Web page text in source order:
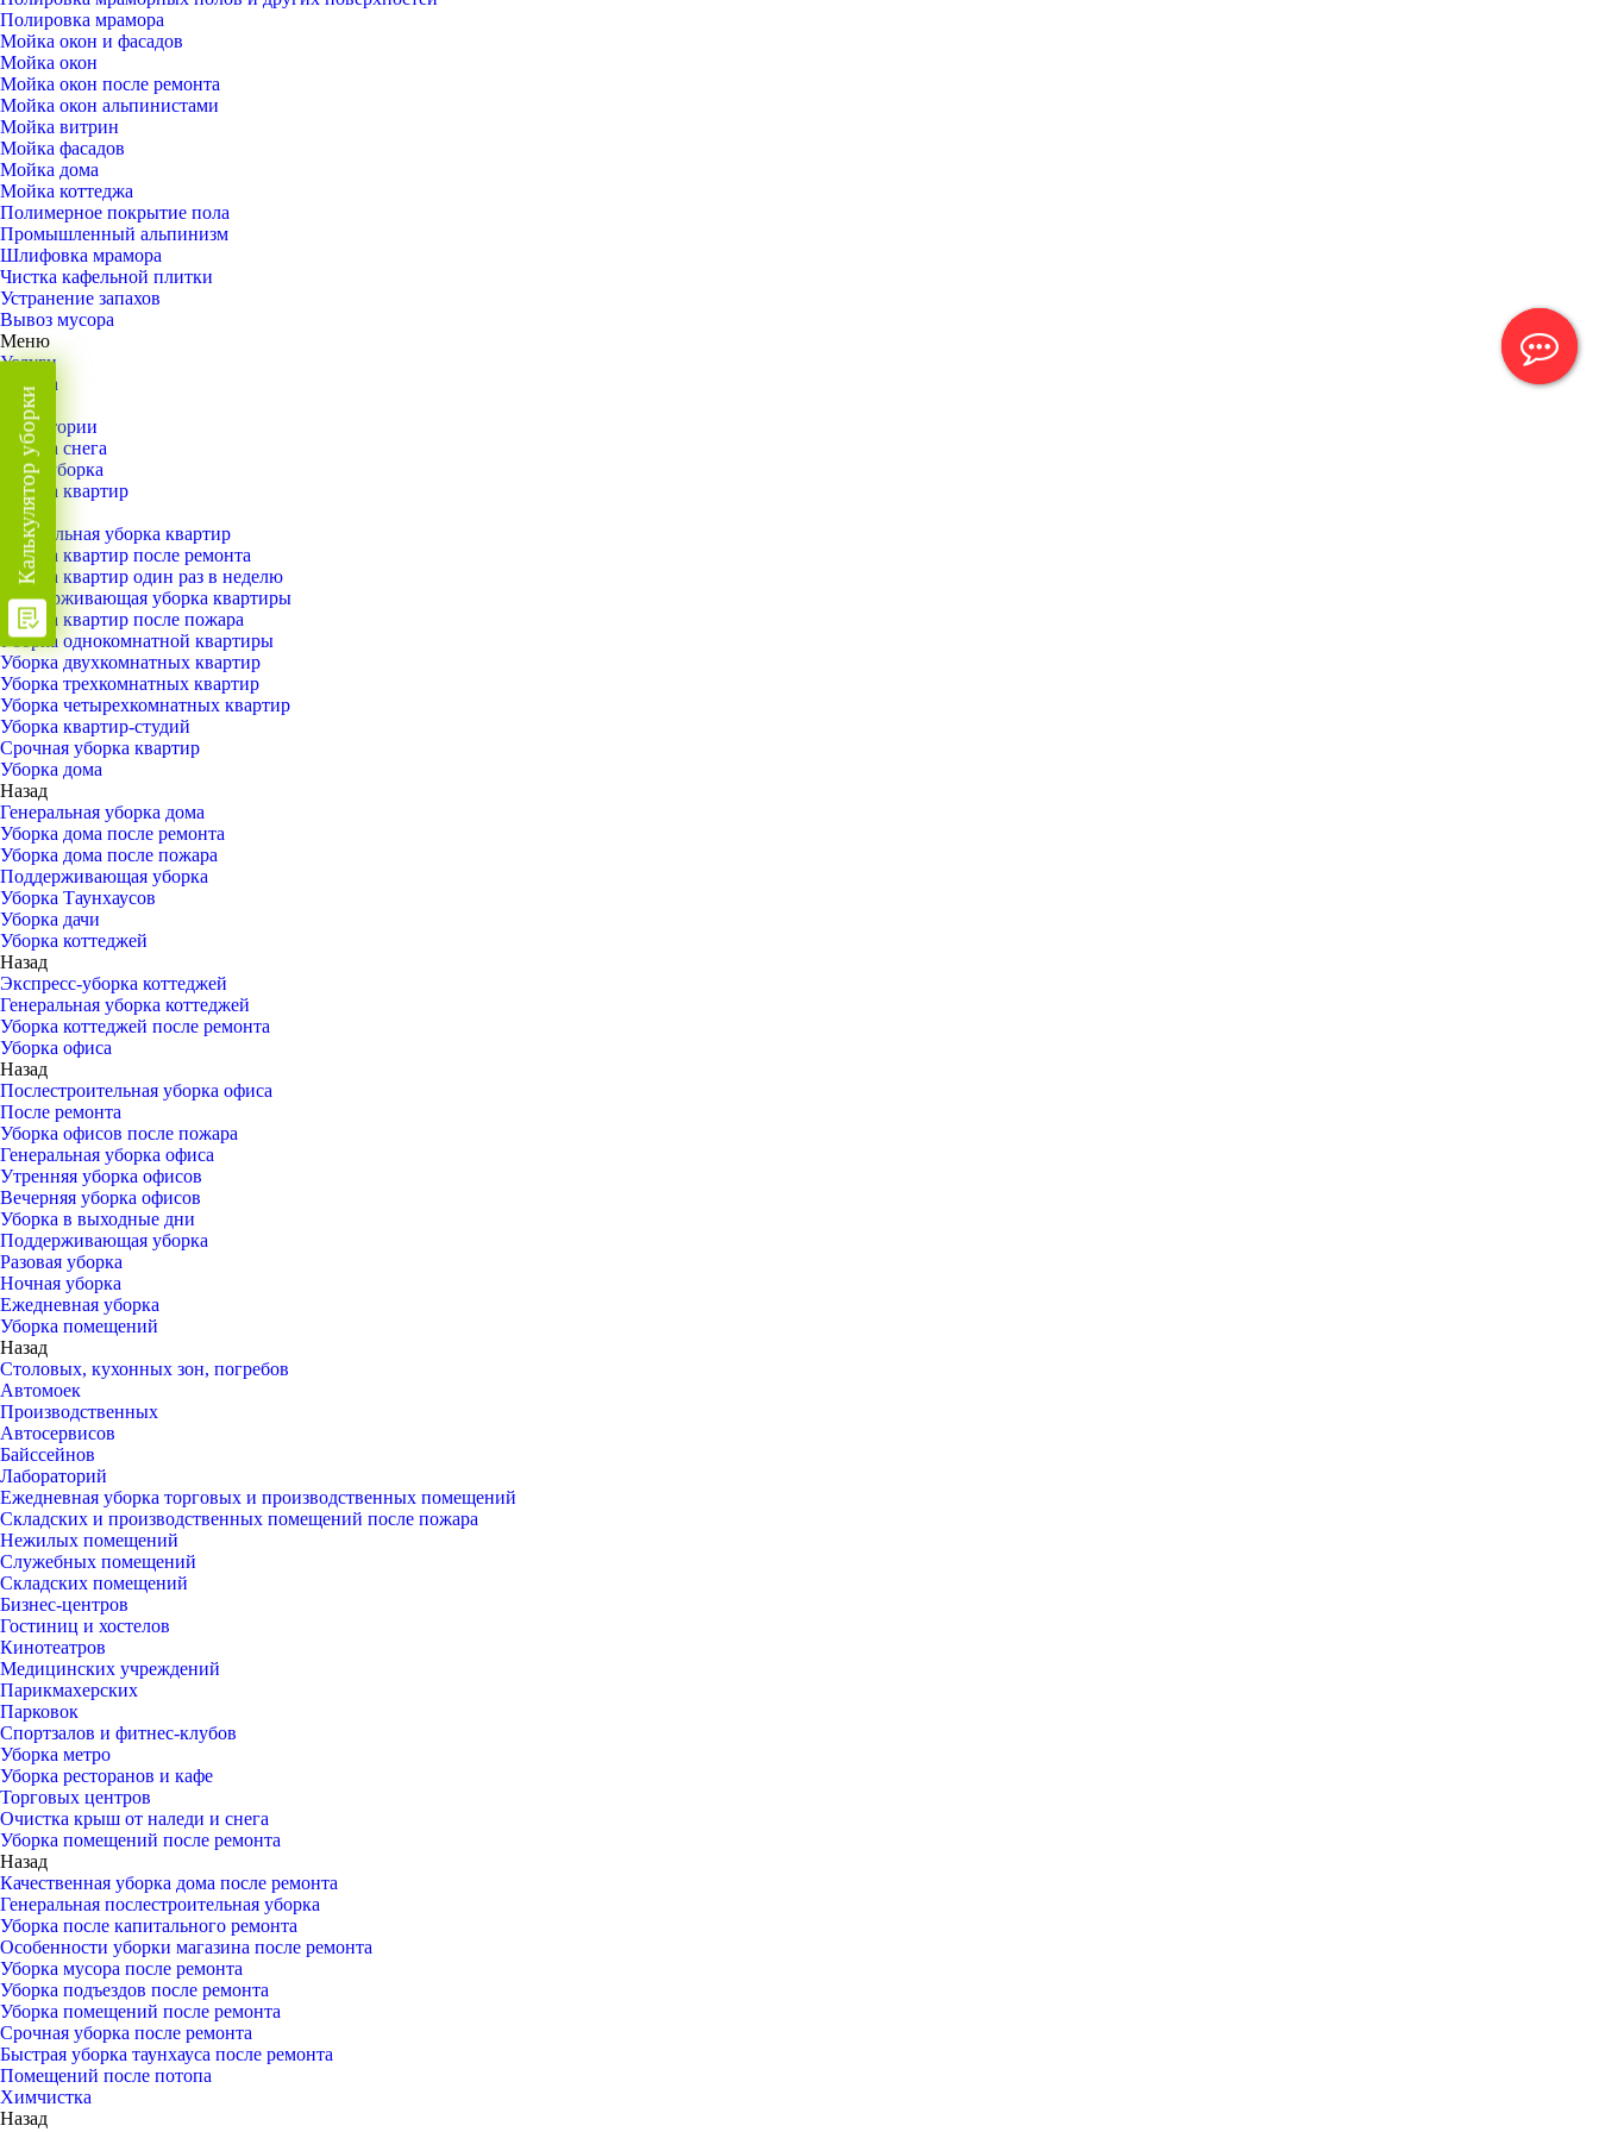
Полировка мрамора
Мойка окон и фасадов
Мойка окон
Мойка окон после ремонта
Мойка окон альпинистами
Мойка витрин
Мойка фасадов
Мойка дома
Мойка коттеджа
Полимерное покрытие пола
Промышленный альпинизм
Шлифовка мрамора
Чистка кафельной плитки
Устранение запахов
Вывоз мусора
Меню
Услуги
Уборка
Назад
Территории
Уборка снега
ВИП-уборка
Уборка квартир
Назад
Генеральная уборка квартир
Уборка квартир после ремонта
Уборка квартир один раз в неделю
Поддерживающая уборка квартиры
Уборка квартир после пожара
Уборка однокомнатной квартиры
Уборка двухкомнатных квартир
Уборка трехкомнатных квартир
Уборка четырехкомнатных квартир
Уборка квартир-студий
Срочная уборка квартир
Уборка дома
Назад
Генеральная уборка дома
Уборка дома после ремонта
Уборка дома после пожара
Поддерживающая уборка
Уборка Таунхаусов
Уборка дачи
Уборка коттеджей
Назад
Экспресс-уборка коттеджей
Генеральная уборка коттеджей
Уборка коттеджей после ремонта
Уборка офиса
Назад
Послестроительная уборка офиса
После ремонта
Уборка офисов после пожара
Генеральная уборка офиса
Утренняя уборка офисов
Вечерняя уборка офисов
Уборка в выходные дни
Поддерживающая уборка
Разовая уборка
Ночная уборка
Ежедневная уборка
Уборка помещений
Назад
Столовых, кухонных зон, погребов
Автомоек
Производственных
Автосервисов
Байссейнов
Лабораторий
Ежедневная уборка торговых и производственных помещений
Складских и производственных помещений после пожара
Нежилых помещений
Служебных помещений
Складских помещений
Бизнес-центров
Гостиниц и хостелов
Кинотеатров
Медицинских учреждений
Парикмахерских
Парковок
Спортзалов и фитнес-клубов
Уборка метро
Уборка ресторанов и кафе
Торговых центров
Очистка крыш от наледи и снега
Уборка помещений после ремонта
Назад
Качественная уборка дома после ремонта
Генеральная послестроительная уборка
Уборка после капитального ремонта
Особенности уборки магазина после ремонта
Уборка мусора после ремонта
Уборка подъездов после ремонта
Уборка помещений после ремонта
Срочная уборка после ремонта
Быстрая уборка таунхауса после ремонта
Помещений после потопа
Химчистка
Назад
Калькулятор уборки